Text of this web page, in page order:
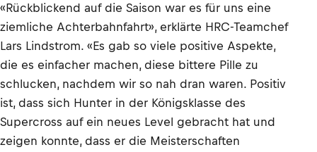
«Rückblickend auf die Saison war es für uns eine
ziemliche Achterbahnfahrt», erklärte HRC-Teamchef
Lars Lindstrom. «Es gab so viele positive Aspekte,
die es einfacher machen, diese bittere Pille zu
schlucken, nachdem wir so nah dran waren. Positiv
ist, dass sich Hunter in der Königsklasse des
Supercross auf ein neues Level gebracht hat und
zeigen konnte, dass er die Meisterschaften